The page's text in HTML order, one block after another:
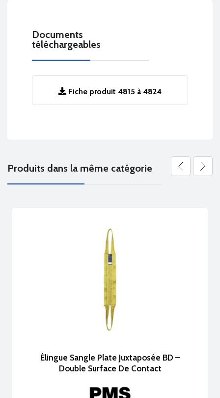
Documents
téléchargeables
Fiche produit 4815 à 4824
Produits dans la même catégorie
Élingue Sangle Plate Juxtaposée BD –
Double Surface De Contact